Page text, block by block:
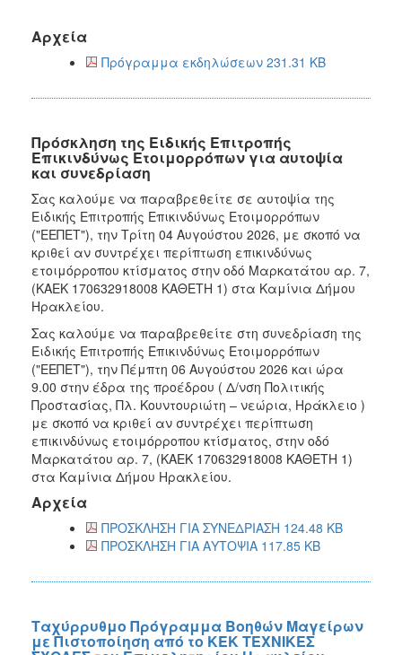
Αρχεία
Πρόγραμμα εκδηλώσεων 231.31 KB
Πρόσκληση της Ειδικής Επιτροπής
Επικινδύνως Ετοιμορρόπων για αυτοψία
και συνεδρίαση
Σας καλούμε να παραβρεθείτε σε αυτοψία της
Ειδικής Επιτροπής Επικινδύνως Ετοιμορρόπων
("ΕΕΠΕΤ"), την Τρίτη 04 Αυγούστου 2026, με σκοπό να
κριθεί αν συντρέχει περίπτωση επικινδύνως
ετοιμόρροπου κτίσματος στην οδό Μαρκατάτου αρ. 7,
(ΚΑΕΚ 170632918008 ΚΑΘΕΤΗ 1) στα Καμίνια Δήμου
Ηρακλείου.
Σας καλούμε να παραβρεθείτε στη συνεδρίαση της
Ειδικής Επιτροπής Επικινδύνως Ετοιμορρόπων
("ΕΕΠΕΤ"), την Πέμπτη 06 Αυγούστου 2026 και ώρα
9.00 στην έδρα της προέδρου ( Δ/νση Πολιτικής
Προστασίας, Πλ. Κουντουριώτη – νεώρια, Ηράκλειο )
με σκοπό να κριθεί αν συντρέχει περίπτωση
επικινδύνως ετοιμόρροπου κτίσματος, στην οδό
Μαρκατάτου αρ. 7, (ΚΑΕΚ 170632918008 ΚΑΘΕΤΗ 1)
στα Καμίνια Δήμου Ηρακλείου.
Αρχεία
ΠΡΟΣΚΛΗΣΗ ΓΙΑ ΣΥΝΕΔΡΙΑΣΗ 124.48 KB
ΠΡΟΣΚΛΗΣΗ ΓΙΑ ΑΥΤΟΨΙΑ 117.85 KB
Ταχύρρυθμο Πρόγραμμα Βοηθών Μαγείρων
με Πιστοποίηση από το ΚΕΚ ΤΕΧΝΙΚΕΣ